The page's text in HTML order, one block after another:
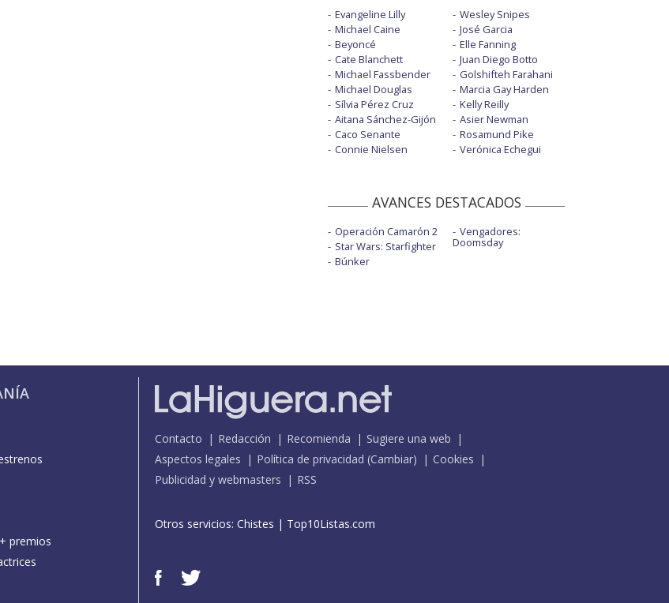
Evangeline Lilly
Michael Caine
Beyoncé
Cate Blanchett
Michael Fassbender
Michael Douglas
Sílvia Pérez Cruz
Aitana Sánchez-Gijón
Caco Senante
Connie Nielsen
Wesley Snipes
José Garcia
Elle Fanning
Juan Diego Botto
Golshifteh Farahani
Marcia Gay Harden
Kelly Reilly
Asier Newman
Rosamund Pike
Verónica Echegui
AVANCES DESTACADOS
Operación Camarón 2
Star Wars: Starfighter
Búnker
Vengadores:
Doomsday
premios
Contacto Redacción Recomienda
Sugiere una web
Aspectos legales
Política de privacidad (Cambiar)
Cookies
Publicidad y webmasters
RSS
Otros servicios: Chistes | Top10Listas.com